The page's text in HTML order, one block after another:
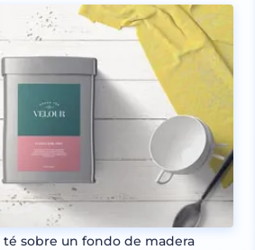
té sobre un fondo de madera